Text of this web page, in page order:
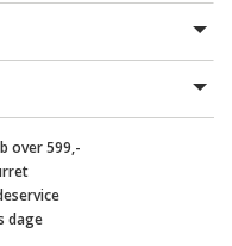
over 599,-
dage